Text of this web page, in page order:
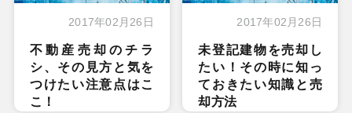
2017年02月26日
不動産売却のチラ
シ、その見方と気を
つけたい注意点はこ
こ！
2017年02月26日
未登記建物を売却し
たい！その時に知っ
ておきたい知識と売
却方法